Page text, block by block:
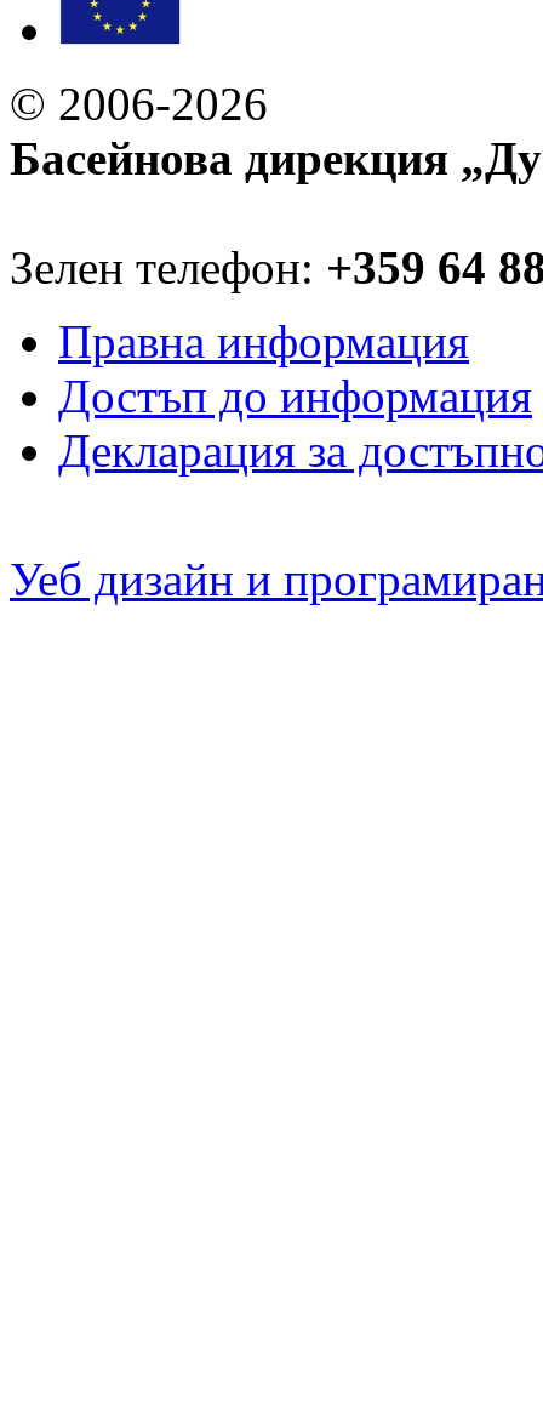
© 2006-2026
Басейнова дирекция
Зелен телефон: +359 64
Правна информация
Достъп до информация
Декларация за
Уеб дизайн и